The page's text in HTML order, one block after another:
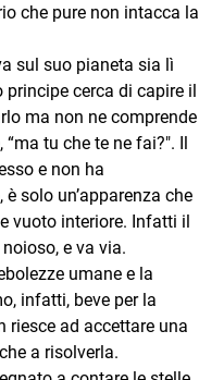
che pure non intacca la
sul suo pianeta sia lì
cerca di capire il
ma non ne comprende
tu che te ne fai?". Il
e non ha
solo un’apparenza che
vuoto interiore. Infatti il
e va via.
umane e la
infatti, beve per la
riesce ad accettare una
a risolverla.